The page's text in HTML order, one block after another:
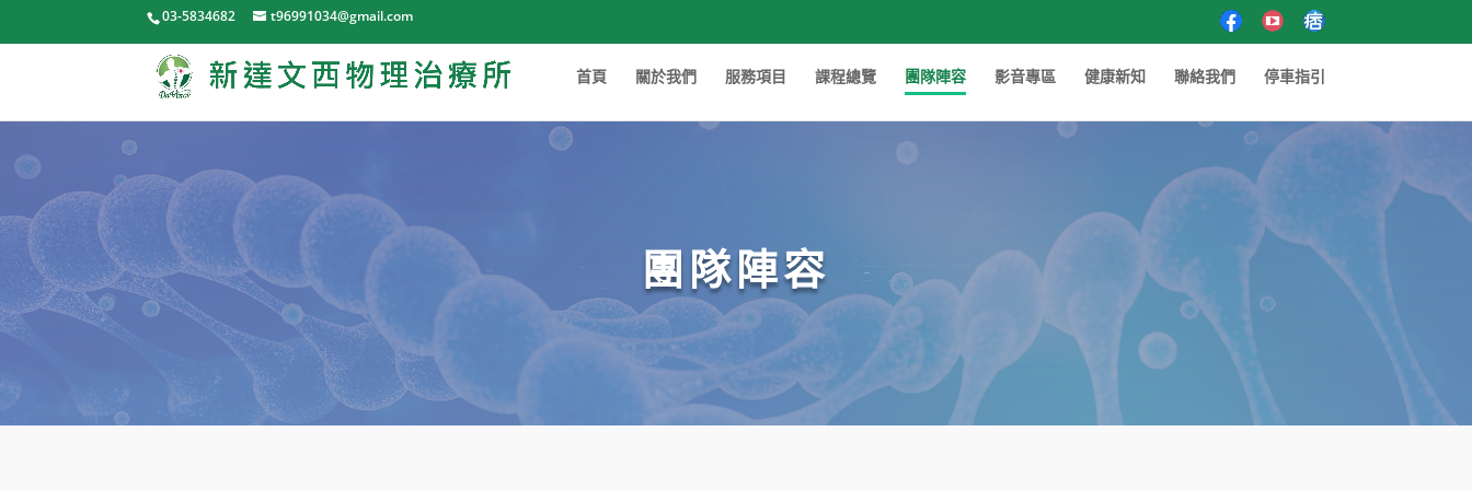
03-5834682 t96991034@gmail.com
首頁 關於我們 服務項目 課程總覽 團隊陣容 影音專區 健康新知 聯絡我們 停車指引
團隊陣容